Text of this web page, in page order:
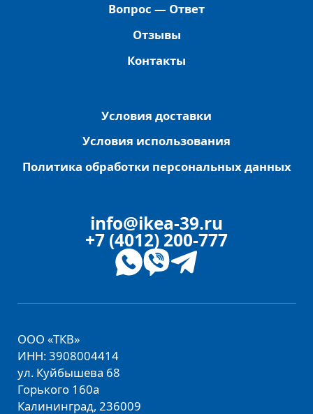
Вопрос — Ответ
Отзывы
Контакты
Условия доставки
Условия использования
Политика обработки персональных данных
info@ikea-39.ru
+7 (4012) 200-777
ООО «ТКВ»
ИНН: 3908004414
ул. Куйбышева 68
Горького 160а
Калининград, 236009